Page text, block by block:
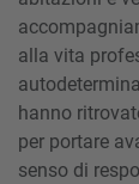
alla vita
hanno
per portare
senso di